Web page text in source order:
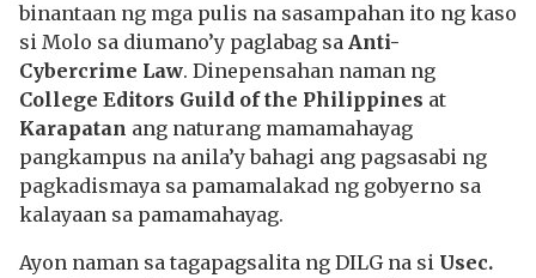
binantaan ng mga pulis na sasampahan ito ng kaso
si Molo sa diumano’y paglabag sa Anti-
Cybercrime Law. Dinepensahan naman ng
College Editors Guild of the Philippines at
Karapatan ang naturang mamamahayag
pangkampus na anila’y bahagi ang pagsasabi ng
pagkadismaya sa pamamalakad ng gobyerno sa
kalayaan sa pamamahayag.
Ayon naman sa tagapagsalita ng DILG na si Usec.